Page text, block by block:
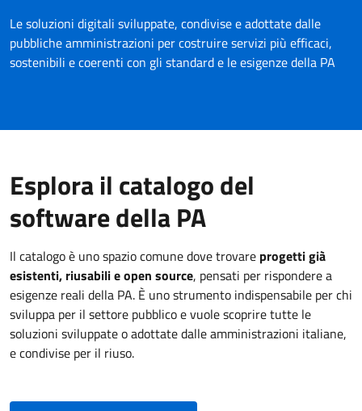
Le soluzioni digitali sviluppate, condivise e adottate dalle
pubbliche amministrazioni per costruire servizi più efficaci,
sostenibili e coerenti con gli standard e le esigenze della PA
Esplora il catalogo del
software della PA
Il catalogo è uno spazio comune dove trovare progetti già
esistenti, riusabili e open source, pensati per rispondere a
esigenze reali della PA. È uno strumento indispensabile per chi
sviluppa per il settore pubblico e vuole scoprire tutte le
soluzioni sviluppate o adottate dalle amministrazioni italiane,
e condivise per il riuso.